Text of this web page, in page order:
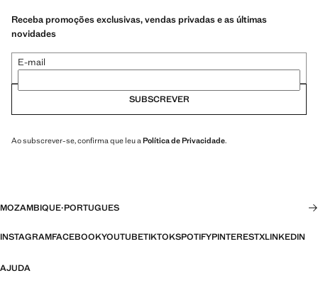
Receba promoções exclusivas, vendas privadas e as últimas
novidades
E-mail
SUBSCREVER
Ao subscrever-se, confirma que leu a Política de Privacidade.
MOZAMBIQUE·PORTUGUES
INSTAGRAMFACEBOOKYOUTUBETIKTOKSPOTIFYPINTERESTXLINKEDIN
AJUDA